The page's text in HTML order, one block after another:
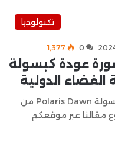
تكنولوجيا
0 1٬377
عودة كبسولة
شاهد.. رائد ناسا يلتقط صورة عودة كبسولة Polaris Dawn من
مقالنا عبر موقعكم